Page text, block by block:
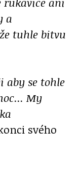
a
tuhle bitvu
aby se tohle
My
svého